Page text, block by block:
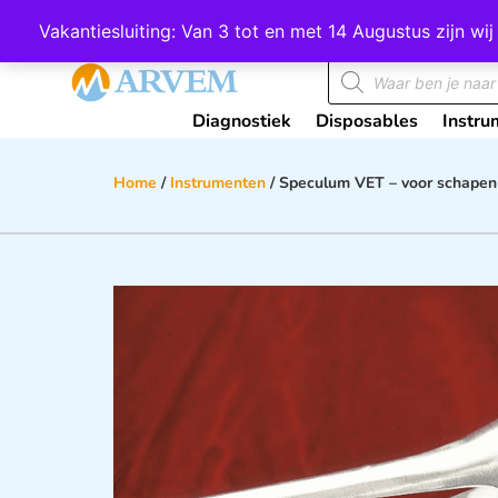
Vakantiesluiting: Van 3 tot en met 14 Augustus zijn
Wij scoren een 4,8 op Google
Diagnostiek Disposables
Home / Instrumenten / Speculum VET – voor schapen